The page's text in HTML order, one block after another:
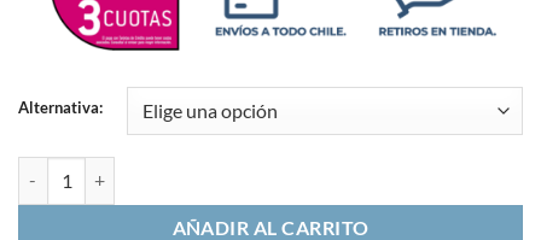
Alternativa:
AÑADIR AL CARRITO